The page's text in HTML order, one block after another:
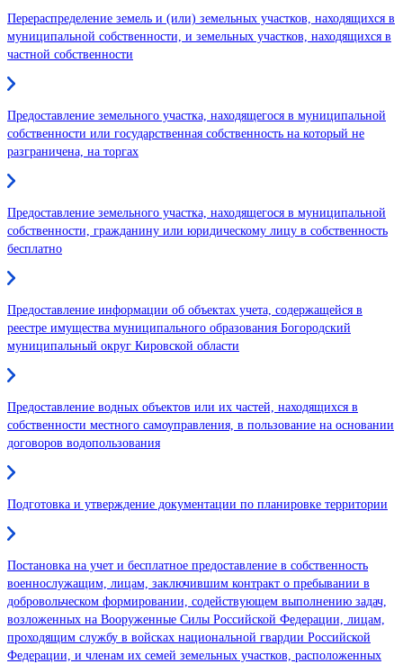
Перераспределение земель и (или) земельных участков, находящихся в
муниципальной собственности, и земельных участков, находящихся в
частной собственности
Предоставление земельного участка, находящегося в муниципальной
собственности или государственная собственность на который не
разграничена, на торгах
Предоставление земельного участка, находящегося в муниципальной
собственности, гражданину или юридическому лицу в собственность
бесплатно
Предоставление информации об объектах учета, содержащейся в
реестре имущества муниципального образования Богородский
муниципальный округ Кировской области
Предоставление водных объектов или их частей, находящихся в
собственности местного самоуправления, в пользование на основании
договоров водопользования
Подготовка и утверждение документации по планировке территории
Постановка на учет и бесплатное предоставление в собственность
военнослужащим, лицам, заключившим контракт о пребывании в
добровольческом формировании, содействующем выполнению задач,
возложенных на Вооруженные Силы Российской Федерации, лицам,
проходящим службу в войсках национальной гвардии Российской
Федерации, и членам их семей земельных участков, расположенных